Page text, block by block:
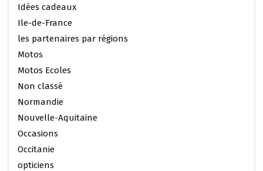
Idées cadeaux
Ile-de-France
les partenaires par régions
Motos
Motos Ecoles
Non classé
Normandie
Nouvelle-Aquitaine
Occasions
Occitanie
opticiens